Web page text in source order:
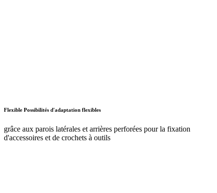
Flexible Possibilités d'adaptation flexibles
grâce aux parois latérales et arrières perforées pour la fixation
d'accessoires et de crochets à outils